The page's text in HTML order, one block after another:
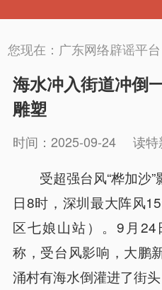
您现在： 广东网络辟谣平台
海水冲入街道冲倒
雕塑
时间：2025-09-24 读
受超强台风“桦加沙
日8时，深圳最大阵风
区七娘山站）。9月
称，受台风影响，大鹏
涌村有海水倒灌进了街